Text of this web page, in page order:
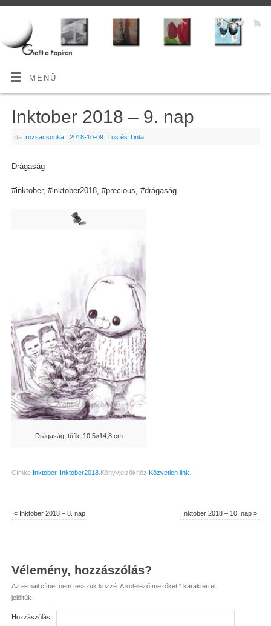
MENÜ
Inktober 2018 – 9. nap
Írta: rozsacsonka | 2018-10-09 |Tus és Tinta
Drágaság
#inktober, #inktober2018, #precious, #drágaság
Drágaság, tűfilc 10,5×14,8 cm
Címke Inktober, Inktober2018. Könyvjelzőkhöz Közvetlen link
«Inktober 2018 – 8. nap Inktober 2018 – 10. nap»
Vélemény, hozzászólás?
Az e-mail címet nem tesszük közzé. A kötelező mezőket *karakterrel
jelöltük
Hozzászólás